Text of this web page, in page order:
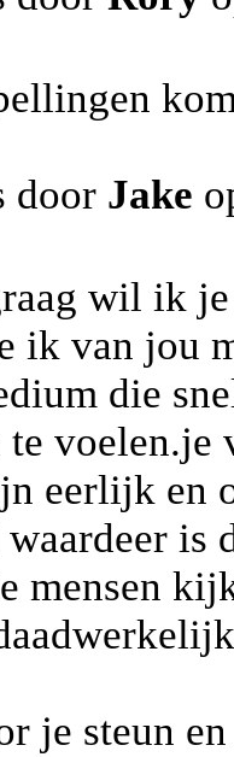
door Jake
wil ik
ik van jou
die
te
eerlijk en
is
mensen
je steun